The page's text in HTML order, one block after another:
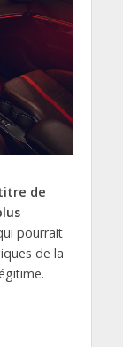
de
pourrait
de la